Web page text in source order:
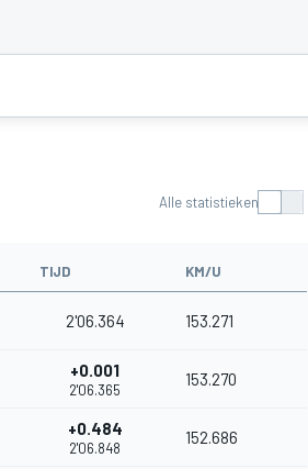
Alle statistieken
TIJD KM/U
2'06.364 153.271
+0.001
2'06.365
153.270
+0.484
2'06.848
152.686